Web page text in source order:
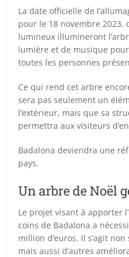
La date officielle de
pour le 18 novembre 2023,
lumineux illumineront
lumière et de musique
toutes les personnes
Ce qui rend cet arbre
sera pas seulement un
l’extérieur, mais que sa
permettra aux visiteurs
Badalona deviendra une
pays.
Un arbre de Noël
Le projet visant à apporter
coins de Badalona a
million d’euros. Il s’agit
mais aussi d’autres